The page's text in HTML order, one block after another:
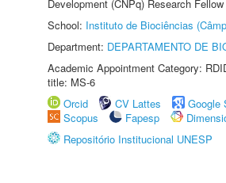
Development (CNPq) Research
School: Instituto de Biociências
Department: DEPARTAMENTO DE
Academic Appointment Category:
title: MS-6
Orcid
CV Lattes
Google
Scopus
Fapesp
Repositório Institucional UNESP